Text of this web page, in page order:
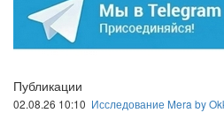
Публикации
02.08.26 10:10 Исследование Mera by